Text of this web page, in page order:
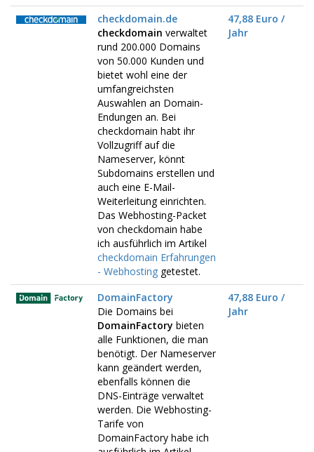
checkdomain.de
checkdomain verwaltet
rund 200.000 Domains
von 50.000 Kunden und
bietet wohl eine der
umfangreichsten
Auswahlen an Domain-
Endungen an. Bei
checkdomain habt ihr
Vollzugriff auf die
Nameserver, könnt
Subdomains erstellen und
auch eine E-Mail-
Weiterleitung einrichten.
Das Webhosting-Packet
von checkdomain habe
ich ausführlich im Artikel
checkdomain Erfahrungen
- Webhosting getestet.
47,88 Euro /
Jahr
DomainFactory
Die Domains bei
DomainFactory bieten
alle Funktionen, die man
benötigt. Der Nameserver
kann geändert werden,
ebenfalls können die
DNS-Einträge verwaltet
werden. Die Webhosting-
Tarife von
DomainFactory habe ich
47,88 Euro /
Jahr